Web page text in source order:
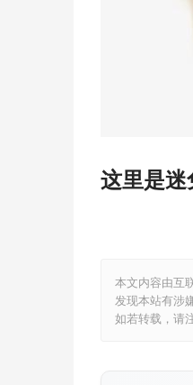
这里是
本文内容由互
发现本站有涉
如若转载，请